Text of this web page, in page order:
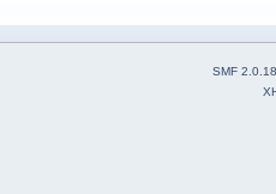
SMF 2.0.18